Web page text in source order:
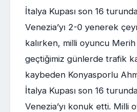
İtalya Kupası son 16
Venezia’yı 2-0 yenerek
kalırken, milli oyuncu
geçtiğimiz günlerde trafik
kaybeden Konyasporlu
İtalya Kupası son 16
Venezia’yı konuk etti. Milli